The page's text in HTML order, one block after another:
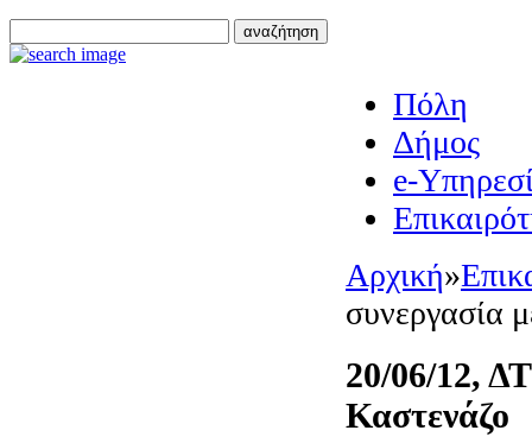
Πόλη
Δήμος
e-
Αρχική»
συνεργασία
20/06/12,
Καστενάζο